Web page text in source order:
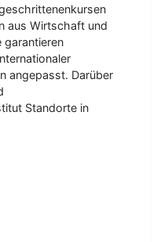
aus Wirtschaft und
garantieren
angepasst. Darüber
Standorte in